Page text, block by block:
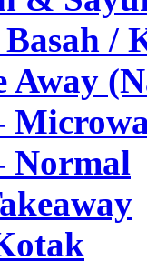
/
Away
Normal